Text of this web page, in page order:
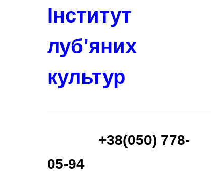
Інститут
луб'яних
культур
+38(050) 778-
05-94